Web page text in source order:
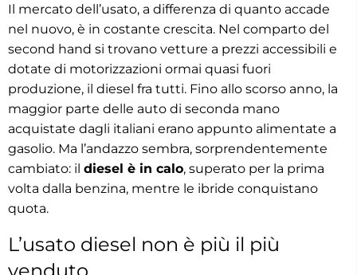
Il mercato dell’usato, a differenza di quanto accade
nel nuovo, è in costante crescita. Nel comparto del
second hand si trovano vetture a prezzi accessibili e
dotate di motorizzazioni ormai quasi fuori
produzione, il diesel fra tutti. Fino allo scorso anno, la
maggior parte delle auto di seconda mano
acquistate dagli italiani erano appunto alimentate a
gasolio. Ma l’andazzo sembra, sorprendentemente
cambiato: il diesel è in calo, superato per la prima
volta dalla benzina, mentre le ibride conquistano
quota.
L’usato diesel non è più il più